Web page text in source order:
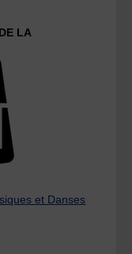
LA
et Danses